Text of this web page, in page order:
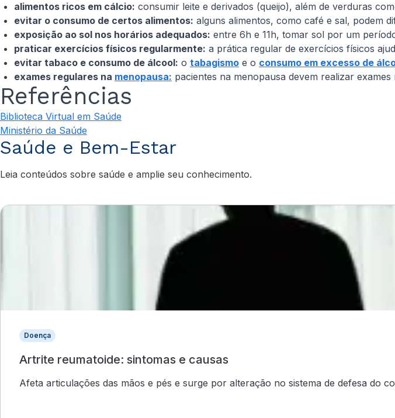
alimentos ricos em cálcio: consumir leite e derivados (queijo), além de verduras
evitar o consumo de certos alimentos: alguns alimentos, como café e sal, podem
exposição ao sol nos horários adequados: entre 6h e 11h, tomar sol por um
praticar exercícios físicos regularmente: a prática regular de exercícios físicos
evitar tabaco e consumo de álcool: o tabagismo e o consumo em excesso de
exames regulares na menopausa: pacientes na menopausa devem realizar
Referências
Biblioteca Virtual em Saúde
Ministério da Saúde
Saúde e Bem-Estar
Leia conteúdos sobre saúde e amplie seu conhecimento.
Doença
Artrite reumatoide: sintomas e causas
Afeta articulações das mãos e pés e surge por alteração no sistema de defesa do